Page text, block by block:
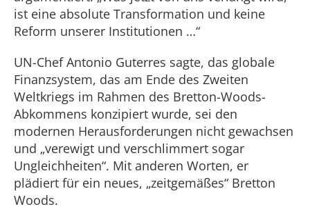
ist eine absolute Transformation und keine
Reform unserer Institutionen …“
UN-Chef Antonio Guterres sagte, das globale
Finanzsystem, das am Ende des Zweiten
Weltkriegs im Rahmen des Bretton-Woods-
Abkommens konzipiert wurde, sei den
modernen Herausforderungen nicht gewachsen
und „verewigt und verschlimmert sogar
Ungleichheiten“. Mit anderen Worten, er
plädiert für ein neues, „zeitgemäßes“ Bretton
Woods.